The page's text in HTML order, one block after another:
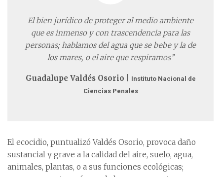
El bien jurídico de proteger al medio ambiente
que es inmenso y con trascendencia para las
personas; hablamos del agua que se bebe y la de
los mares, o el aire que respiramos”
Guadalupe Valdés Osorio |
Instituto Nacional de
Ciencias Penales
El ecocidio, puntualizó Valdés Osorio, provoca daño
sustancial y grave a la calidad del aire, suelo, agua,
animales, plantas, o a sus funciones ecológicas;